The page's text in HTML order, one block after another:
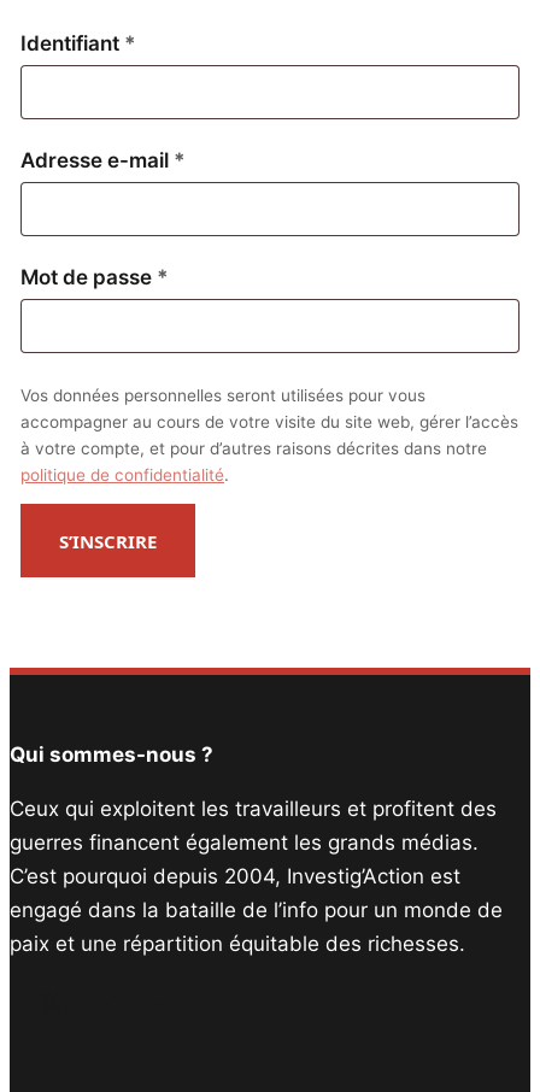
Identifiant *
Adresse e-mail *
Mot de passe *
Vos données personnelles seront utilisées pour vous
accompagner au cours de votre visite du site web, gérer l’accès
à votre compte, et pour d’autres raisons décrites dans notre
politique de confidentialité.
S’INSCRIRE
Qui sommes-nous ?
Ceux qui exploitent les travailleurs et profitent des
guerres financent également les grands médias.
C’est pourquoi depuis 2004, Investig’Action est
engagé dans la bataille de l’info pour un monde de
paix et une répartition équitable des richesses.